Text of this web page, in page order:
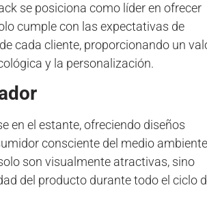
se posiciona como líder en ofrecer
cumple con las expectativas de
cada cliente, proporcionando un
y la personalización.
en el estante, ofreciendo diseños
consciente del medio
son visualmente atractivas, sino
del producto durante todo el ciclo